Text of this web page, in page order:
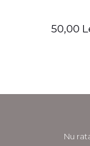
50,00
Nu